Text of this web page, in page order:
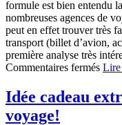
formule est bien entendu
nombreuses agences de
peut en effet trouver très
transport (billet d’avion,
première analyse très
Commentaires ferméssur
Lire
Idée cadeau
voyage!